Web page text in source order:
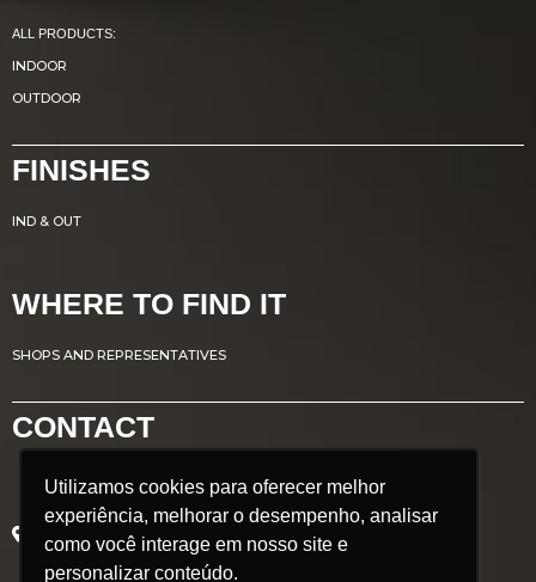
Utilizamos cookies para oferecer melhor
experiência, melhorar o desempenho, analisar
como você interage em nosso site e
personalizar conteúdo.
Utilizamos cookies para oferecer melhor
experiência, melhorar o desempenho, analisar
como você interage em nosso site e
personalizar conteúdo.
ALL PRODUCTS:
INDOOR
OUTDOOR
FINISHES
IND & OUT
WHERE TO FIND IT
SHOPS AND REPRESENTATIVES
CONTACT
Avenida Renato Azeredo, 435
Ribeirão das Neves - MG
Brazil
POSTCODE: 33.880.302